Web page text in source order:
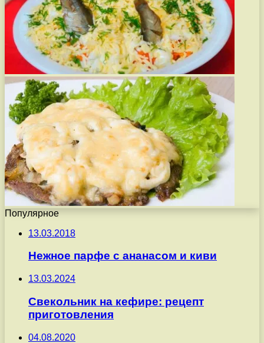
Популярное
13.03.2018
Нежное парфе с ананасом и киви
13.03.2024
Свекольник на кефире: рецепт
приготовления
04.08.2020